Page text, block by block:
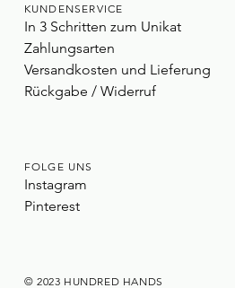
KUNDENSERVICE
In 3 Schritten zum Unikat
Zahlungsarten
Versandkosten und Lieferung
Rückgabe / Widerruf
FOLGE UNS
Instagram
Pinterest
© 2023 HUNDRED HANDS